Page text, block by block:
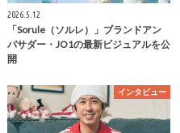
2026.5.12
「Sorule（ソルレ）」ブランドアン
バサダー・JO1の最新ビジュアルを公
開
インタビュー